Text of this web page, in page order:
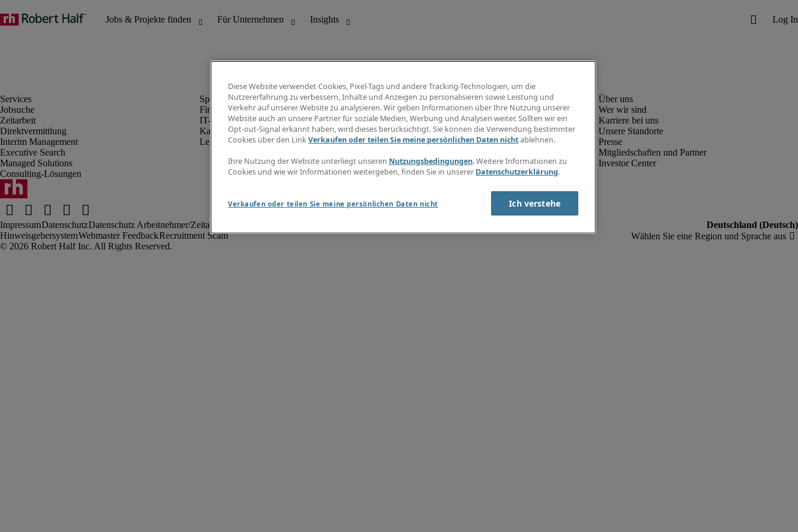
Jobsuche
Zeitarbeit
Direktvermittlung
Interim Management
Executive Search
Managed Solutions
Consulting-Lösungen
Finanz- & Rechnungswesen
IT-Bereich
Kaufmännischer Bereich
Legal
Info Center
Jobübersicht
Gehaltsübersicht
E-Learning
Wer wir sind
Karriere bei uns
Unsere Standorte
Presse
Mitgliedschaften und Partner
Investor Center
ImpressumDatenschutzDatenschutz Arbeitnehmer/Zeitarbeitskräfte
HinweisgebersystemWebmaster FeedbackRecruitment Scam
Diese Website verwendet Cookies, Pixel-Tags und andere Tracking-Technologien, um die
Nutzererfahrung zu verbessern, Inhalte und Anzeigen zu personalisieren sowie Leistung und
Verkehr auf unserer Website zu analysieren. Wir geben Informationen über Ihre Nutzung unserer
Website auch an unsere Partner für soziale Medien, Werbung und Analysen weiter. Sollten wir ein
Opt-out-Signal erkannt haben, wird dieses berücksichtigt. Sie können die Verwendung bestimmter
Cookies über den LinkVerkaufen oder teilen Sie meine persönlichen Daten nichtablehnen.
Ihre Nutzung der Website unterliegt unseren Nutzungsbedingungen. Weitere Informationen zu
Cookies und wie wir Informationen weitergeben, finden Sie in unserer Datenschutzerklärung.
Verkaufen oder teilen Sie meine persönlichen Daten nicht Ich verstehe